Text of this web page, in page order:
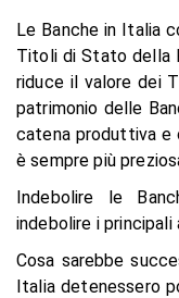
Le Banche in Italia
Titoli di Stato della
riduce il valore dei
patrimonio delle
catena produttiva e
è sempre più
Indebolire le
indebolire i
Cosa sarebbe
Italia detenessero